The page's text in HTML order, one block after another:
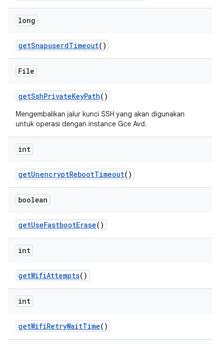
long
getSnapuserdTimeout()
File
getSshPrivateKeyPath()
Mengembalikan jalur kunci SSH yang akan digunakan
untuk operasi dengan instance Gce Avd.
int
getUnencryptRebootTimeout()
boolean
getUseFastbootErase()
int
getWifiAttempts()
int
getWifiRetryWaitTime()